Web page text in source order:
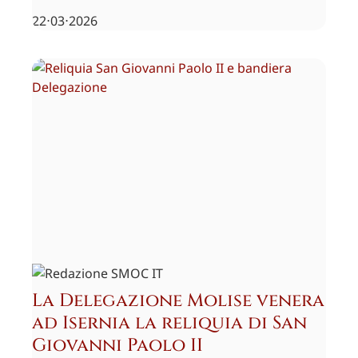
22⋅03⋅2026
La Delegazione Molise venera
ad Isernia la reliquia di San
Giovanni Paolo II